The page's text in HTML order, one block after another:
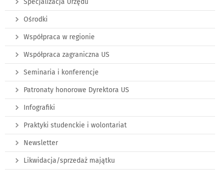
Specjalizacja Urzędu
Ośrodki
Współpraca w regionie
Współpraca zagraniczna US
Seminaria i konferencje
Patronaty honorowe Dyrektora US
Infografiki
Praktyki studenckie i wolontariat
Newsletter
Likwidacja/sprzedaż majątku